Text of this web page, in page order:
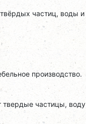
частиц, воды
производство.
частицы,